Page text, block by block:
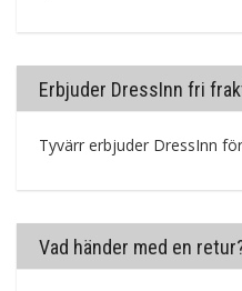
Erbjuder DressInn fri
Tyvärr erbjuder DressInn
Vad händer med en